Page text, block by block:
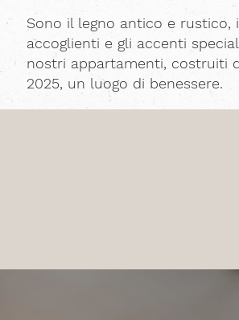
Sono il legno antico e rustico,
accoglienti e gli accenti
nostri appartamenti, costruiti
2025, un luogo di benessere.